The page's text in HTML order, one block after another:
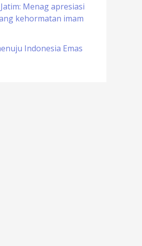
Menag apresiasi
kehormatan imam
Indonesia Emas